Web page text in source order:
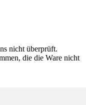
nicht überprüft.
die die Ware nicht